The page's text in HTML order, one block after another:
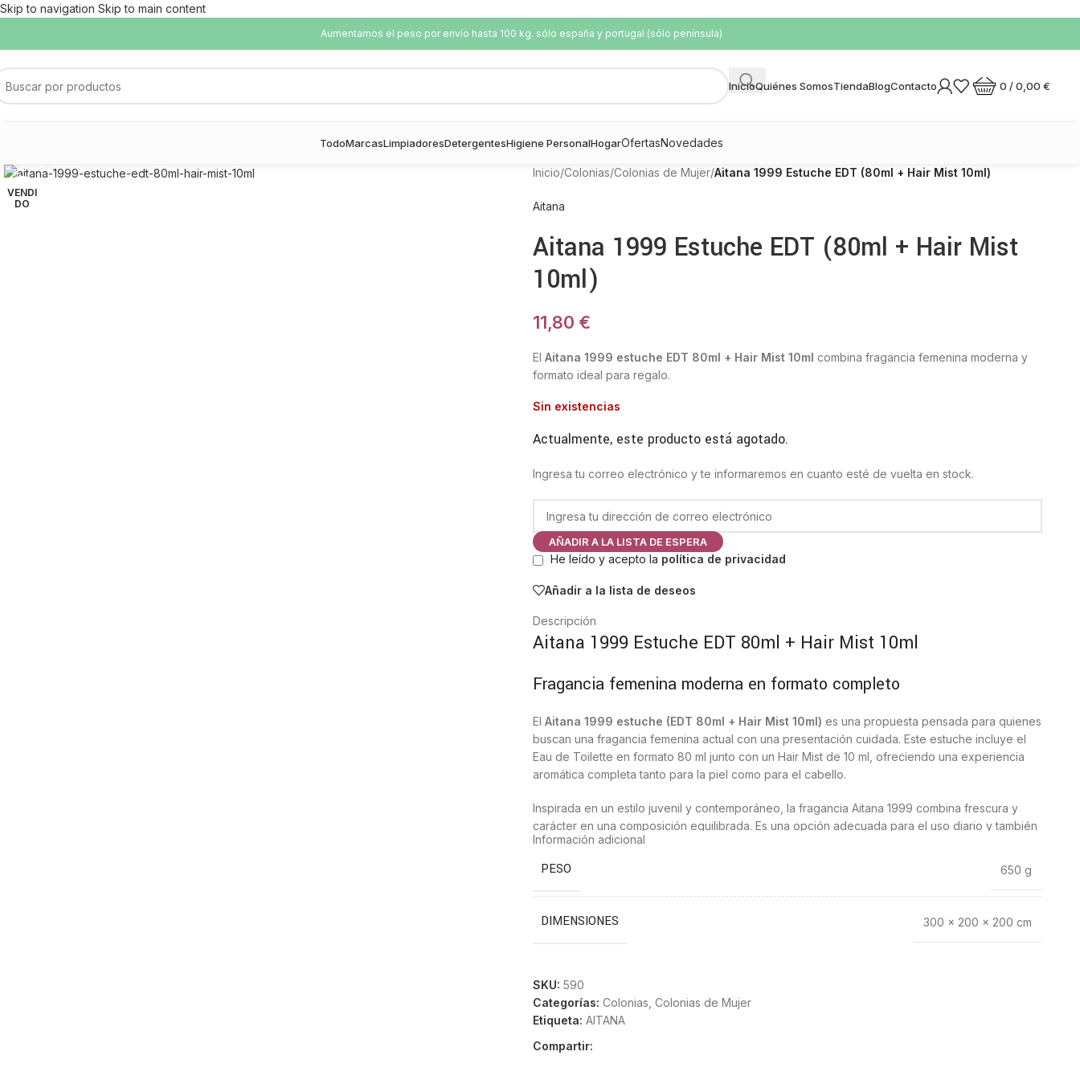
Skip to navigation Skip to main content
Aumentamos el peso por envío hasta 100 kg. sólo españa y portugal (sólo península)
InicioQuiénes SomosTiendaBlogContacto 0 /0,00 €
TodoMarcasLimpiadoresDetergentesHigiene PersonalHogarOfertasNovedades
VENDI
DO
Inicio/Colonias/Colonias de Mujer/Aitana 1999 Estuche EDT (80ml + Hair Mist 10ml)
Aitana
Aitana 1999 Estuche EDT (80ml + Hair Mist
10ml)
11,80 €
ElAitana 1999 estuche EDT 80ml + Hair Mist 10ml combina fragancia femenina moderna y
formato ideal para regalo.
Sin existencias
Actualmente, este producto está agotado.
Ingresa tu correo electrónico y te informaremos en cuanto esté de vuelta en stock.
AÑADIR A LA LISTA DE ESPERA
He leído y acepto la política de privacidad
Añadir a la lista de deseos
Descripción
Aitana 1999 Estuche EDT 80ml + Hair Mist 10ml
Fragancia femenina moderna en formato completo
ElAitana 1999 estuche (EDT 80ml + Hair Mist 10ml) es una propuesta pensada para quienes
buscan una fragancia femenina actual con una presentación cuidada. Este estuche incluye el
Eau de Toilette en formato 80 ml junto con un Hair Mist de 10 ml, ofreciendo una experiencia
aromática completa tanto para la piel como para el cabello.
Inspirada en un estilo juvenil y contemporáneo, la fragancia Aitana 1999 combina frescura y
carácter en una composición equilibrada. Es una opción adecuada para el uso diario y también
para ocasiones especiales donde se desea un aroma distintivo.
Características principales Aitana 1999 estuche EDT 80ml + Hair
Mist 10ml
Fragancia femenina moderna
Presentación en estuche
Información adicional
PESO 650 g
DIMENSIONES 300 × 200 × 200 cm
SKU:590
Categorías: Colonias Colonias de Mujer
Etiqueta: AITANA
Compartir: